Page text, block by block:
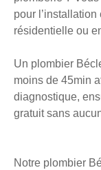
pour
résidentielle ou
Un plombier
moins de 45min
diagnostique,
gratuit sans
Notre plombier